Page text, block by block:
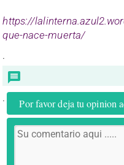
https://
que-nace-muerta/
.
Por favor deja tu opinion
.